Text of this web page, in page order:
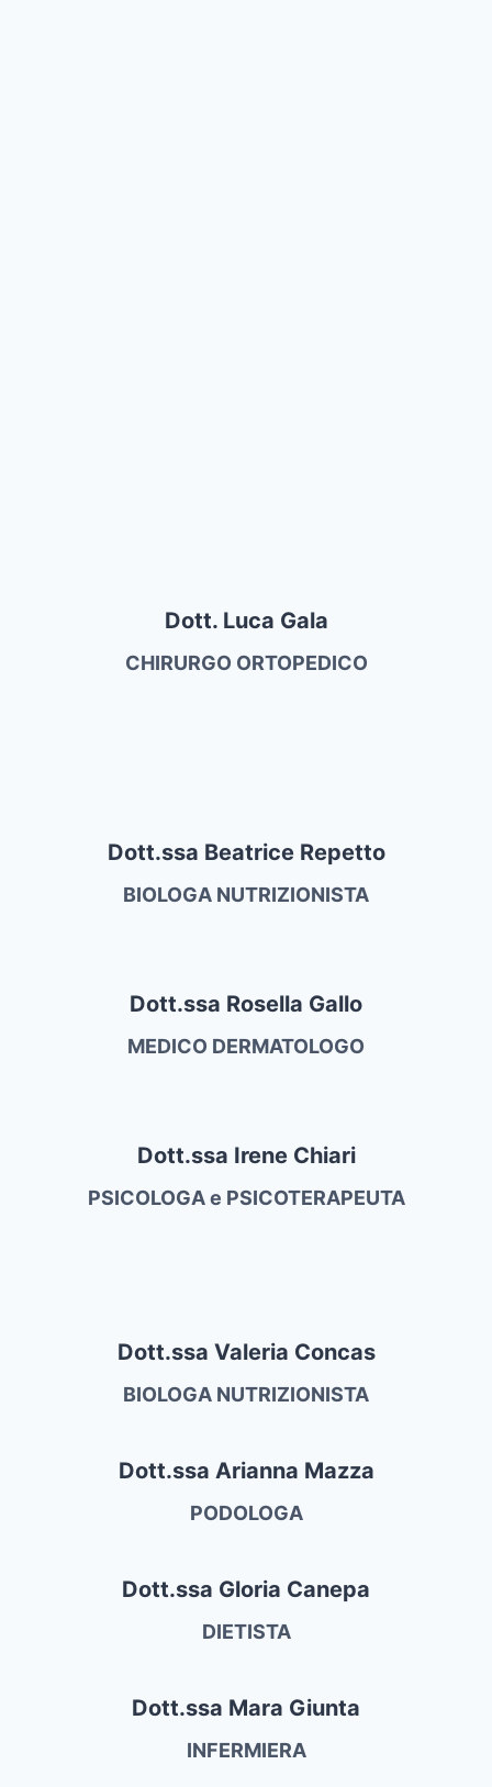
Dott. Luca Gala
CHIRURGO ORTOPEDICO
Dott.ssa Beatrice Repetto
BIOLOGA NUTRIZIONISTA
Dott.ssa Rosella Gallo
MEDICO DERMATOLOGO
Dott.ssa Irene Chiari
PSICOLOGA e PSICOTERAPEUTA
Dott.ssa Valeria Concas
BIOLOGA NUTRIZIONISTA
Dott.ssa Arianna Mazza
PODOLOGA
Dott.ssa Gloria Canepa
DIETISTA
Dott.ssa Mara Giunta
INFERMIERA